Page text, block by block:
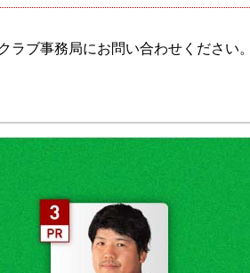
ラブ事務局にお問い合わせください